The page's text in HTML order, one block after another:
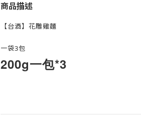
商品描述
【台酒】花雕雞麵
一袋3包
200g一包*3